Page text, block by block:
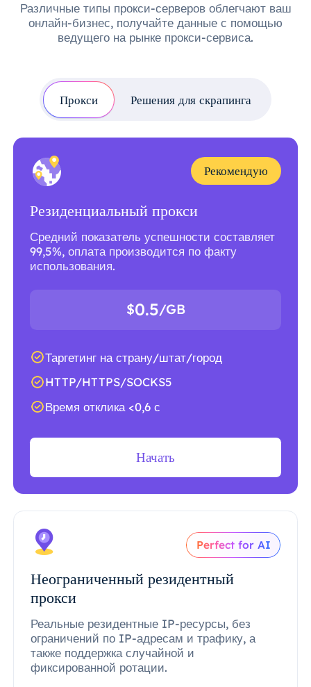
Различные типы прокси-серверов облегчают ваш
онлайн-бизнес, получайте данные с помощью
ведущего на рынке прокси-сервиса.
Прокси Решения для скрапинга
Рекомендую
Резиденциальный прокси
Средний показатель успешности составляет
99,5%, оплата производится по факту
использования.
$0.5/GB
Таргетинг на страну/штат/город
HTTP/HTTPS/SOCKS5
Время отклика <0,6 с
Начать
Perfect for AI
Неограниченный резидентный
прокси
Реальные резидентные IP-ресурсы, без
ограничений по IP-адресам и трафику, а
также поддержка случайной и
фиксированной ротации.